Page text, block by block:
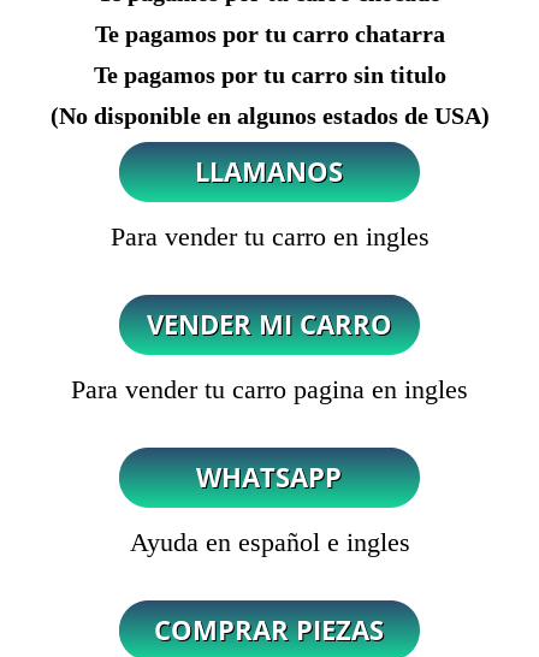
Te pagamos por tu carro chatarra
Te pagamos por tu carro sin titulo
(No disponible en algunos estados de USA)
Para vender tu carro en ingles
Para vender tu carro pagina en ingles
Ayuda en español e ingles